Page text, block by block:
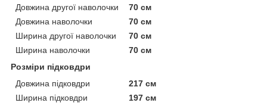
Довжина другої наволочки
70 см
Довжина наволочки
70 см
Ширина другої наволочки
70 см
Ширина наволочки
70 см
Розміри підковдри
Довжина підковдри
217 см
Ширина підковдри
197 см